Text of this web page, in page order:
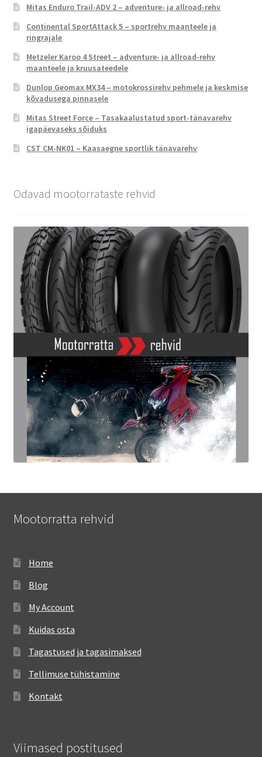
Mitas Enduro Trail-ADV 2 – adventure- ja allroad-rehv
Continental SportAttack 5 – sportrehv maanteele ja
ringrajale
Metzeler Karoo 4 Street – adventure- ja allroad-rehv
maanteele ja kruusateedele
Dunlop Geomax MX34 – motokrossirehv pehmele ja keskmise
kõvadusega pinnasele
Mitas Street Force – Tasakaalustatud sport-tänavarehv
igapäevaseks sõiduks
CST CM-NK01 – Kaasaegne sportlik tänavarehv
Odavad mootorrataste rehvid
Mootorratta rehvid
Home
Blog
My Account
Kuidas osta
Tagastused ja tagasimaksed
Tellimuse tühistamine
Kontakt
Viimased postitused